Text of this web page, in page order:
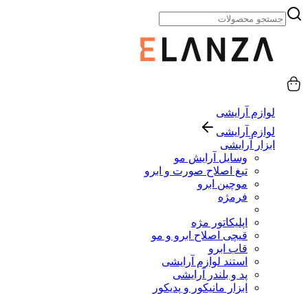
لوازم آرایشی
لوازم آرایشی
ابزار آرایشی
وسایل آرایش مو
تیغ اصلاح صورت و ابرو
موچین ابرو
فرمژه
اپلیکاتور مژه
قیچی اصلاح ابرو و مو
قاب ابرو
استند لوازم آرایشی
پد و بلندر آرایشی
ابزار مانیکور و پدیکور